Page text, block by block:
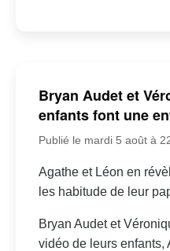
Bryan Audet et
enfants font une
Publié le mardi 5 août à
Agathe et Léon en
les habitude de leur
Bryan Audet et
vidéo de leurs enfants,